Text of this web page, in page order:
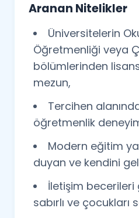
Aranan Nitelikler
Üniversitelerin
Öğretmenliği veya
bölümlerinden
mezun,
Tercihen
öğretmenlik
Modern eğitim
duyan ve kendini
İletişim becerileri
sabırlı ve çocukları